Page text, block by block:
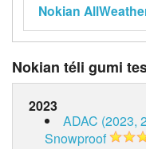
Nokian
Nokian téli gumi
2023
ADAC (2023,
Snowproof